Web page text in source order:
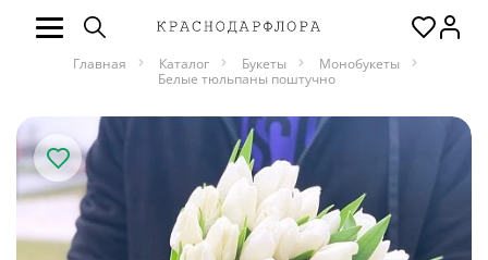
Главная Каталог Букеты
Монобукеты
Белые тюльпаны поштучно